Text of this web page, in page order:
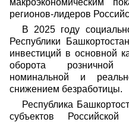
макроэкономическим
регионов-лидеров
В 2025 году
Республики
инвестиций в основной
оборота розничной
номинальной и
снижением безработицы.
Республика
субъектов